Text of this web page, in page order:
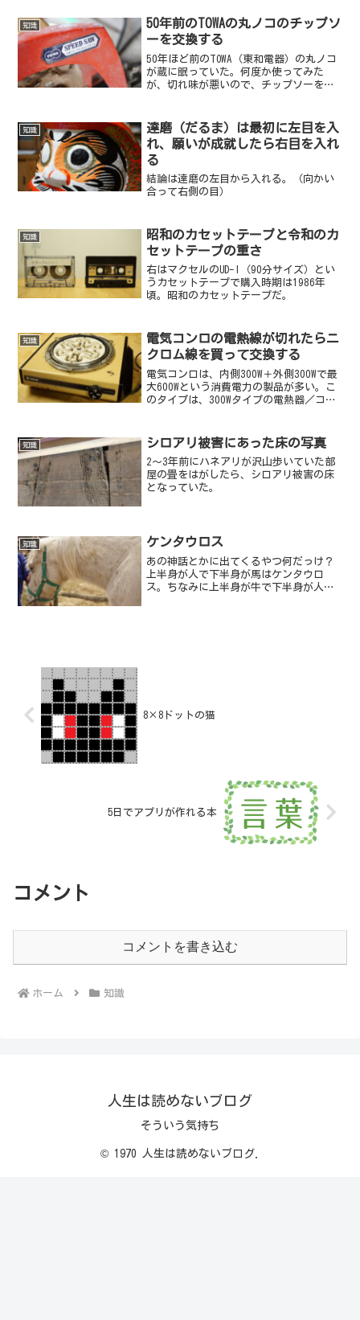
知識
50年前のTOWAの丸ノコのチップソ
ーを交換する
50年ほど前のTOWA（東和電器）の丸ノコ
が蔵に眠っていた。何度か使ってみた
が、切れ味が悪いので、チップソーを交
知識
達磨（だるま）は最初に左目を入
れ、願いが成就したら右目を入れ
る
結論は達磨の左目から入れる。（向かい
合って右側の目）
知識
昭和のカセットテープと令和のカ
セットテープの重さ
右はマクセルのUD-I（90分サイズ）とい
うカセットテープで購入時期は1986年
頃。昭和のカセットテープだ。
知識
電気コンロの電熱線が切れたらニ
クロム線を買って交換する
電気コンロは、内側300W＋外側300Wで最
大600Wという消費電力の製品が多い。こ
のタイプは、300Wタイプの電熱器／コン
知識 シロアリ被害にあった床の写真
2～3年前にハネアリが沢山歩いていた部
屋の畳をはがしたら、シロアリ被害の床
となっていた。
知識 ケンタウロス
あの神話とかに出てくるやつ何だっけ？
上半身が人で下半身が馬はケンタウロ
ス。ちなみに上半身が牛で下半身が人は
8×8ドットの猫
5日でアプリが作れる本
コメント
コメントを書き込む
ホーム 知識
人生は読めないブログ
そういう気持ち
© 1970 人生は読めないブログ.